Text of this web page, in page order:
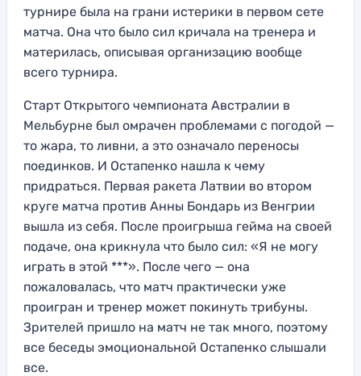
турнире была на грани истерики в первом сете
матча. Она что было сил кричала на тренера и
материлась, описывая организацию вообще
всего турнира.
Старт Открытого чемпионата Австралии в
Мельбурне был омрачен проблемами с погодой —
то жара, то ливни, а это означало переносы
поединков. И Остапенко нашла к чему
придраться. Первая ракета Латвии во втором
круге матча против Анны Бондарь из Венгрии
вышла из себя. После проигрыша гейма на своей
подаче, она крикнула что было сил: «Я не могу
играть в этой ***». После чего — она
пожаловалась, что матч практически уже
проигран и тренер может покинуть трибуны.
Зрителей пришло на матч не так много, поэтому
все беседы эмоциональной Остапенко слышали
все.